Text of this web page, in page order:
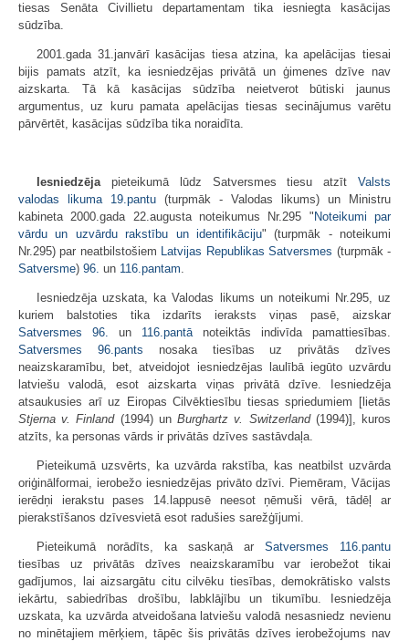
tiesas Senāta Civillietu departamentam tika iesniegta kasācijas
sūdzība.
2001.gada 31.janvārī kasācijas tiesa atzina, ka apelācijas tiesai
bijis pamats atzīt, ka iesniedzējas privātā un ģimenes dzīve nav
aizskarta. Tā kā kasācijas sūdzība neietverot būtiski jaunus
argumentus, uz kuru pamata apelācijas tiesas secinājumus varētu
pārvērtēt, kasācijas sūdzība tika noraidīta.
Iesniedzējapieteikumā lūdz Satversmes tiesu atzīt Valsts
valodas likuma
19.pantu (turpmāk - Valodas likums) un Ministru
kabineta 2000.gada 22.augusta noteikumus Nr.295 " Noteikumi par
vārdu un uzvārdu rakstību un identifikāciju" (turpmāk - noteikumi
Nr.295) par neatbilstošiem Latvijas Republikas Satversmes (turpmāk -
Satversme) 96. un 116.pantam.
Iesniedzēja uzskata, ka Valodas likums un noteikumi Nr.295, uz
kuriem balstoties tika izdarīts ieraksts viņas pasē, aizskar
Satversmes
96. un 116.pantānoteiktās indivīda pamattiesības.
Satversmes
96.pants nosaka tiesības uz privātās dzīves
neaizskaramību, bet, atveidojot iesniedzējas laulībā iegūto uzvārdu
latviešu valodā, esot aizskarta viņas privātā dzīve. Iesniedzēja
atsaukusies arī uz Eiropas Cilvēktiesību tiesas spriedumiem [lietās
Stjerna v. Finland(1994) unBurghartz v. Switzerland(1994)], kuros
atzīts, ka personas vārds ir privātās dzīves sastāvdaļa.
Pieteikumā uzsvērts, ka uzvārda rakstība, kas neatbilst uzvārda
oriģinālformai, ierobežo iesniedzējas privāto dzīvi. Piemēram, Vācijas
ierēdņi ierakstu pases 14.lappusē neesot ņēmuši vērā, tādēļ ar
pierakstīšanos dzīvesvietā esot radušies sarežģījumi.
Pieteikumā norādīts, ka saskaņā ar Satversmes
116.pantu
tiesības uz privātās dzīves neaizskaramību var ierobežot tikai
gadījumos, lai aizsargātu citu cilvēku tiesības, demokrātisko valsts
iekārtu, sabiedrības drošību, labklājību un tikumību. Iesniedzēja
uzskata, ka uzvārda atveidošana latviešu valodā nesasniedz nevienu
no minētajiem mērķiem, tāpēc šis privātās dzīves ierobežojums nav